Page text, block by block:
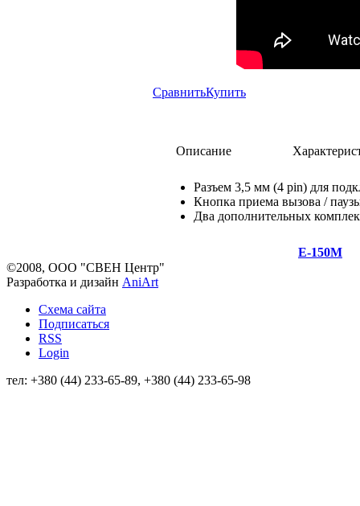
СравнитьКупить
Описание
Разъем 3,5 мм (4 pin) для
Кнопка приема вызова /
Два дополнительных
E-150M
©2008, ООО "СВЕН Центр"
Разработка и дизайн AniArt
Схема сайта
Подписаться
RSS
Login
тел: +380 (44) 233-65-89, +380 (44) 233-65-98